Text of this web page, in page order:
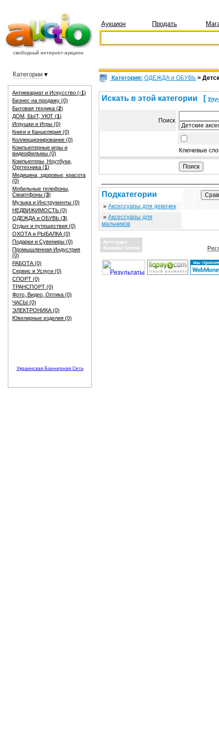
свободный интернет-аукцион
Аукцион Продать
Антиквариат и Искуcство (-1)
Бизнес на продажу (0)
Бытовая техника (2)
ДОМ, БЫТ, УЮТ (1)
Игрушки и Игры (0)
Книги и Канцелярия (0)
Коллекционирование (0)
Компьютерные игры и
видеофильмы (0)
Компьютеры, Ноутбуки,
Оргтехника (1)
Медицина, здоровье, красота
(0)
Мобильные телефоны,
Смартфоны (3)
Музыка и Инструменты (0)
НЕДВИЖИМОСТЬ (0)
ОДЕЖДА и ОБУВЬ (3)
Отдых и путешествия (0)
ОХОТА и РЫБАЛКА (0)
Подарки и Сувениры (0)
Промышленная Индустрия
(0)
РАБОТА (0)
Сервис и Услуги (0)
СПОРТ (0)
ТРАНСПОРТ (0)
Фото, Видео, Оптика (0)
ЧАСЫ (0)
ЭЛЕКТРОНИКА (0)
Ювелирные изделия (0)
Украинская Баннерная Сеть
Категории Категория: ОДЕЖДА и ОБУВЬ >
Искать в этой категории [
Поиск
Ключевые
Подкатегории
» Аксессуары для девочек
» Аксессуары для
мальчиков